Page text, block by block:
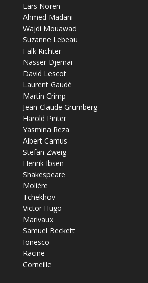
Lars Noren
Ahmed Madani
Wajdi Mouawad
Suzanne Lebeau
Falk Richter
Nasser Djemaï
David Lescot
Laurent Gaudé
Martin Crimp
Jean-Claude Grumberg
Harold Pinter
Yasmina Reza
Albert Camus
Stefan Zweig
Henrik Ibsen
Shakespeare
Molière
Tchekhov
Victor Hugo
Marivaux
Samuel Beckett
Ionesco
Racine
Corneille